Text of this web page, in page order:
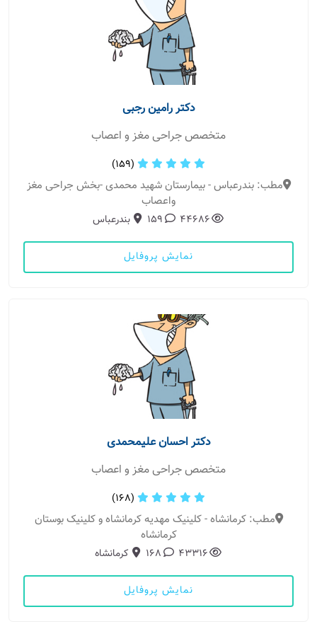
دکتر رامین رجبی
متخصص جراحی مغز و اعصاب
(159)
مطب: بندرعباس - بیمارستان شهید محمدی -بخش جراحی مغز
واعصاب
44686
159 بندرعباس
نمایش پروفایل
دکتر احسان علیمحمدی
متخصص جراحی مغز و اعصاب
(168)
مطب: کرمانشاه - کلینیک مهدیه کرمانشاه و کلینیک بوستان
کرمانشاه
43316
168 کرمانشاه
نمایش پروفایل